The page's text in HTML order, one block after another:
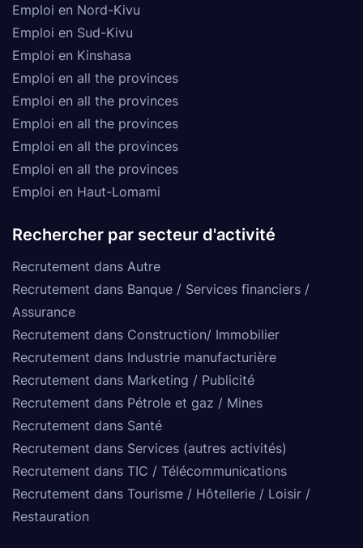
Emploi en Nord-Kivu
Emploi en Sud-Kivu
Emploi en Kinshasa
Emploi en all the provinces
Emploi en all the provinces
Emploi en all the provinces
Emploi en all the provinces
Emploi en all the provinces
Emploi en Haut-Lomami
Rechercher par secteur d'activité
Recrutement dans Autre
Recrutement dans Banque / Services financiers /
Assurance
Recrutement dans Construction/ Immobilier
Recrutement dans Industrie manufacturière
Recrutement dans Marketing / Publicité
Recrutement dans Pétrole et gaz / Mines
Recrutement dans Santé
Recrutement dans Services (autres activités)
Recrutement dans TIC / Télécommunications
Recrutement dans Tourisme / Hôtellerie / Loisir /
Restauration